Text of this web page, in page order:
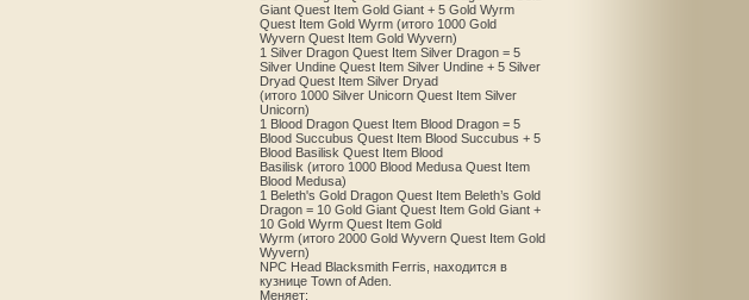
Giant Quest Item Gold Giant + 5 Gold Wyrm
Quest Item Gold Wyrm (итого 1000 Gold
Wyvern Quest Item Gold Wyvern)
1 Silver Dragon Quest Item Silver Dragon = 5
Silver Undine Quest Item Silver Undine + 5 Silver
Dryad Quest Item Silver Dryad
(итого 1000 Silver Unicorn Quest Item Silver
Unicorn)
1 Blood Dragon Quest Item Blood Dragon = 5
Blood Succubus Quest Item Blood Succubus + 5
Blood Basilisk Quest Item Blood
Basilisk (итого 1000 Blood Medusa Quest Item
Blood Medusa)
1 Beleth's Gold Dragon Quest Item Beleth’s Gold
Dragon = 10 Gold Giant Quest Item Gold Giant +
10 Gold Wyrm Quest Item Gold
Wyrm (итого 2000 Gold Wyvern Quest Item Gold
Wyvern)
NPC Head Blacksmith Ferris, находится в
кузнице Town of Aden.
Меняет: